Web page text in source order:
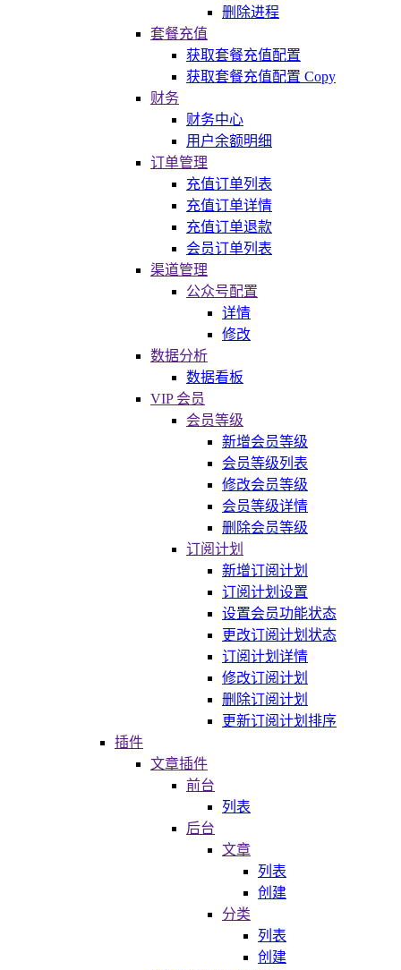
删除进程
套餐充值
获取套餐充值配置
获取套餐充值配置 Copy
财务
财务中心
用户余额明细
订单管理
充值订单列表
充值订单详情
充值订单退款
会员订单列表
渠道管理
公众号配置
详情
修改
数据分析
数据看板
VIP 会员
会员等级
新增会员等级
会员等级列表
修改会员等级
会员等级详情
删除会员等级
订阅计划
新增订阅计划
订阅计划设置
设置会员功能状态
更改订阅计划状态
订阅计划详情
修改订阅计划
删除订阅计划
更新订阅计划排序
插件
文章插件
前台
列表
后台
文章
列表
创建
分类
列表
创建